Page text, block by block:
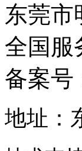
东莞市
全国服
备案号
地址：